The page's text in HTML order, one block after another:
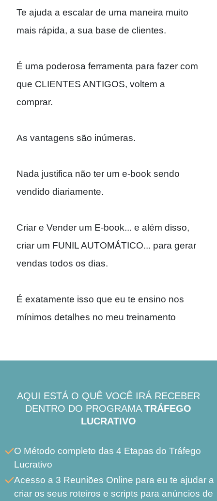
Te ajuda a escalar de uma maneira muito
mais rápida, a sua base de clientes.
É uma poderosa ferramenta para fazer com
que CLIENTES ANTIGOS, voltem a
comprar.
As vantagens são inúmeras.
Nada justifica não ter um e-book sendo
vendido diariamente.
Criar e Vender um E-book... e além disso,
criar um FUNIL AUTOMÁTICO... para gerar
vendas todos os dias.
É exatamente isso que eu te ensino nos
mínimos detalhes no meu treinamento
AQUI ESTÁ O QUÊ VOCÊ IRÁ RECEBER
DENTRO DO PROGRAMATRÁFEGO
LUCRATIVO
O Método completo das 4 Etapas do Tráfego
Lucrativo
Acesso a 3 Reuniões Online para eu te ajudar a
criar os seus roteiros e scripts para anúncios de